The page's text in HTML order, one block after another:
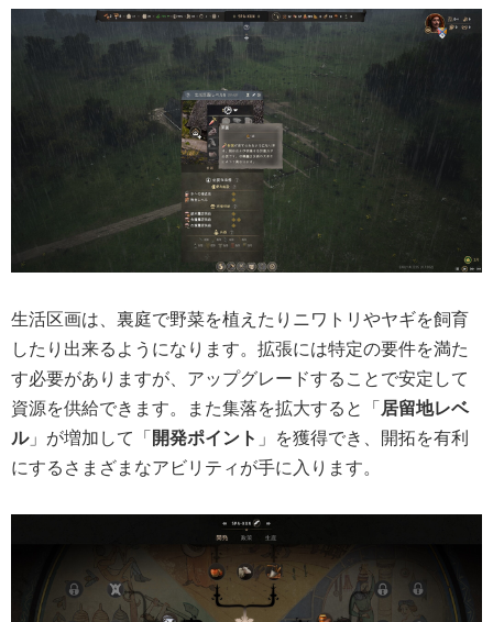
生活区画は、裏庭で野菜を植えたりニワトリやヤギを飼育
したり出来るようになります。拡張には特定の要件を満た
す必要がありますが、アップグレードすることで安定して
資源を供給できます。また集落を拡大すると「居留地レベ
ル」が増加して「開発ポイント 」を獲得でき、開拓を有利
にするさまざまなアビリティが手に入ります。